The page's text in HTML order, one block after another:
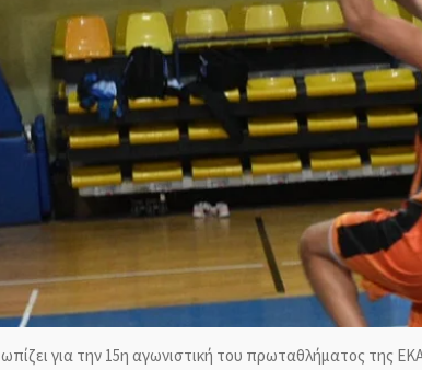
για την 15η αγωνιστική του πρωταθλήματος της